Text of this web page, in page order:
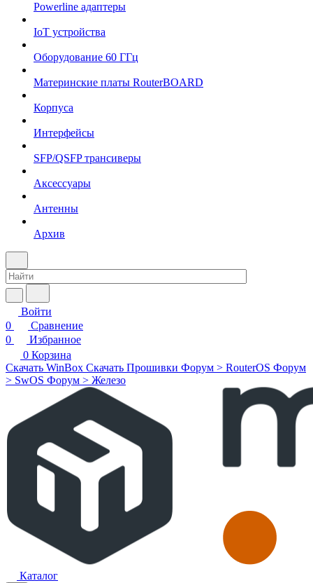
Powerline адаптеры
IoT устройства
Оборудование 60 ГГц
Материнские платы RouterBOARD
Корпуса
Интерфейсы
SFP/QSFP трансиверы
Аксессуары
Антенны
Архив
Войти
0
Сравнение
0
Избранное
0 Корзина
Скачать WinBox Скачать Прошивки Форум > RouterOS Форум
> SwOS Форум > Железо
Каталог